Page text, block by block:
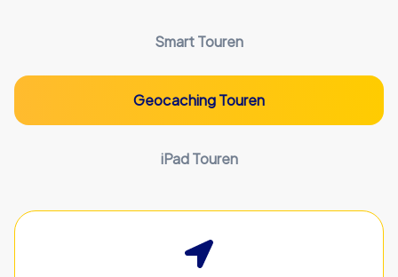
Smart Touren
Geocaching Touren
iPad Touren